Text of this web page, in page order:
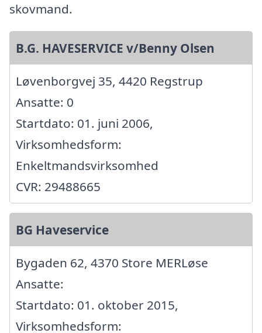
skovmand.
B.G. HAVESERVICE v/Benny Olsen
Løvenborgvej 35, 4420 Regstrup
Ansatte: 0
Startdato: 01. juni 2006,
Virksomhedsform:
Enkeltmandsvirksomhed
CVR: 29488665
BG Haveservice
Bygaden 62, 4370 Store MERLøse
Ansatte:
Startdato: 01. oktober 2015,
Virksomhedsform: